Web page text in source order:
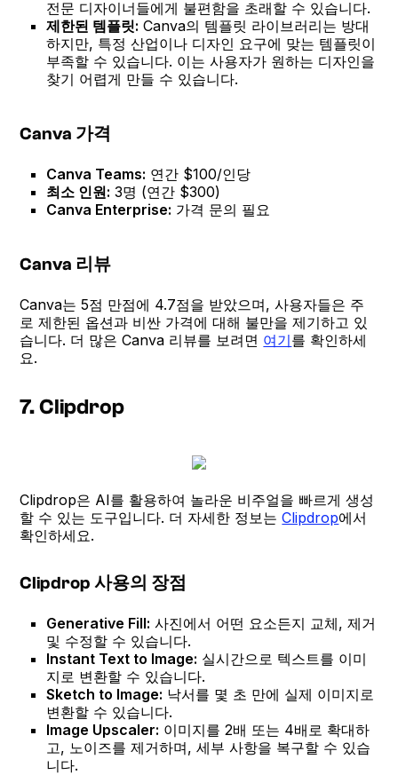
전문 디자이너들에게 불편함을 초래할 수 있습니다.
제한된 템플릿: Canva의 템플릿 라이브러리는 방대
하지만, 특정 산업이나 디자인 요구에 맞는 템플릿이
부족할 수 있습니다. 이는 사용자가 원하는 디자인을
찾기 어렵게 만들 수 있습니다.
Canva 가격
Canva Teams: 연간 $100/인당
최소 인원: 3명 (연간 $300)
Canva Enterprise: 가격 문의 필요
Canva 리뷰
Canva는 5점 만점에 4.7점을 받았으며, 사용자들은 주
로 제한된 옵션과 비싼 가격에 대해 불만을 제기하고 있
습니다. 더 많은 Canva 리뷰를 보려면 여기를 확인하세
요.
7. Clipdrop
Clipdrop은 AI를 활용하여 놀라운 비주얼을 빠르게 생성
할 수 있는 도구입니다. 더 자세한 정보는Clipdrop에서
확인하세요.
Clipdrop 사용의 장점
Generative Fill: 사진에서 어떤 요소든지 교체, 제거
및 수정할 수 있습니다.
Instant Text to Image: 실시간으로 텍스트를 이미
지로 변환할 수 있습니다.
Sketch to Image: 낙서를 몇 초 만에 실제 이미지로
변환할 수 있습니다.
Image Upscaler: 이미지를 2배 또는 4배로 확대하
고, 노이즈를 제거하며, 세부 사항을 복구할 수 있습
니다.